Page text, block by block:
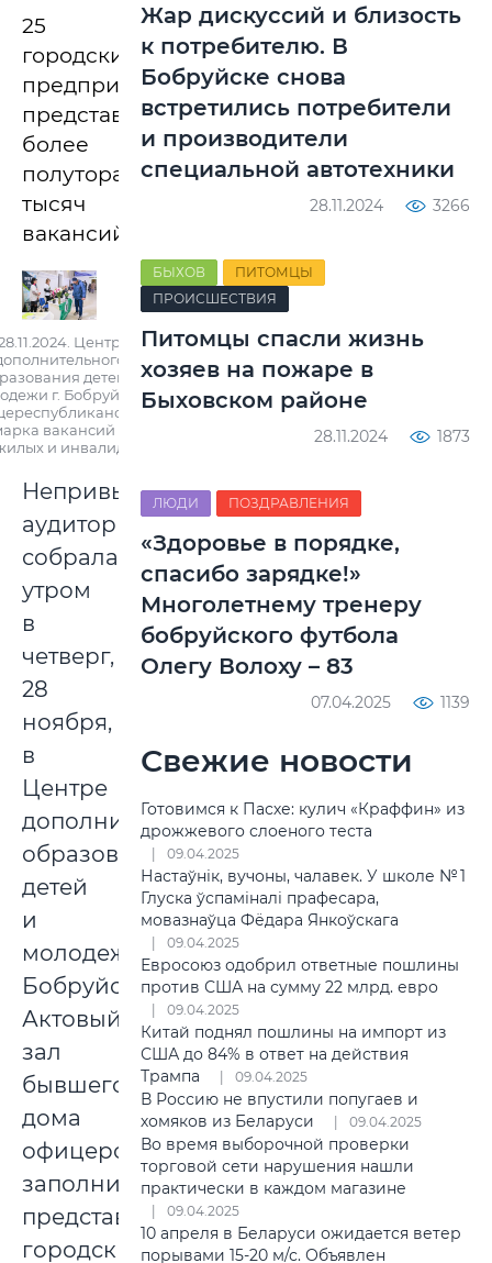
25
городских
предприятий
представили
более
полутора
тысяч
вакансий.
Центр
детей и
г. Бобруйска.
вакансий для
и инвалидов
Непривычная
аудитория
собралась
утром
в
четверг,
28
ноября,
в
Центре
дополнительного
образования
детей
и
молодежи
Бобруйска.
Актовый
зал
бывшего
дома
офицеров
заполнили
представители
городских
Жар дискуссий и близость
к потребителю. В
Бобруйске снова
встретились потребители
и производители
специальной автотехники
28.11.2024 3266
БЫХОВ
ПИТОМЦЫ
ПРОИСШЕСТВИЯ
Питомцы спасли жизнь
хозяев на пожаре в
Быховском районе
28.11.2024 1873
ЛЮДИ ПОЗДРАВЛЕНИЯ
«Здоровье в порядке,
спасибо зарядке!»
Многолетнему тренеру
бобруйского футбола
Олегу Волоху – 83
07.04.2025 1139
Свежие новости
Готовимся к Пасхе: кулич «Краффин» из
дрожжевого слоеного теста
09.04.2025
Настаўнік, вучоны, чалавек. У школе № 1
Глуска ўспаміналі прафесара,
мовазнаўца Фёдара Янкоўскага
09.04.2025
Евросоюз одобрил ответные пошлины
против США на сумму 22 млрд. евро
09.04.2025
Китай поднял пошлины на импорт из
США до 84% в ответ на действия
Трампа
09.04.2025
В Россию не впустили попугаев и
хомяков из Беларуси
09.04.2025
Во время выборочной проверки
торговой сети нарушения нашли
практически в каждом магазине
09.04.2025
10 апреля в Беларуси ожидается ветер
порывами 15-20 м/с. Объявлен